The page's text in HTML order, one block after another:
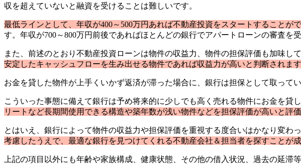
収を超えていないと融資を受けることは難しいです。
最低ラインとして、年収が400～500万円あれば不動産投資をスタートすることが
す。年収が700～800万円前後であればほとんどの銀行でアパートローンの審査を
また、前述のとおり不動産投資ローンは物件の収益力、物件の担保評価も加味し
安定したキャッシュフローを生み出せる物件であれば収益力が高いと判断されます
お金を貸した物件が上手くいかず返済が滞った場合に、銀行は担保として取って
こういった事態に備えて銀行は予め将来的に少しでも高く売れる物件にお金を貸
リートなど長期間使用できる構造や築年数が浅い物件などを担保評価が高いと評
とはいえ、銀行によって物件の収益力や担保評価を重視する度合いはかなり変わ
考慮したうえで、最適な銀行を見つけてくれる不動産会社＆担当者を探すことが
上記の項目以外にも年齢や家族構成、健康状態、その他の借入状況、過去の延滞